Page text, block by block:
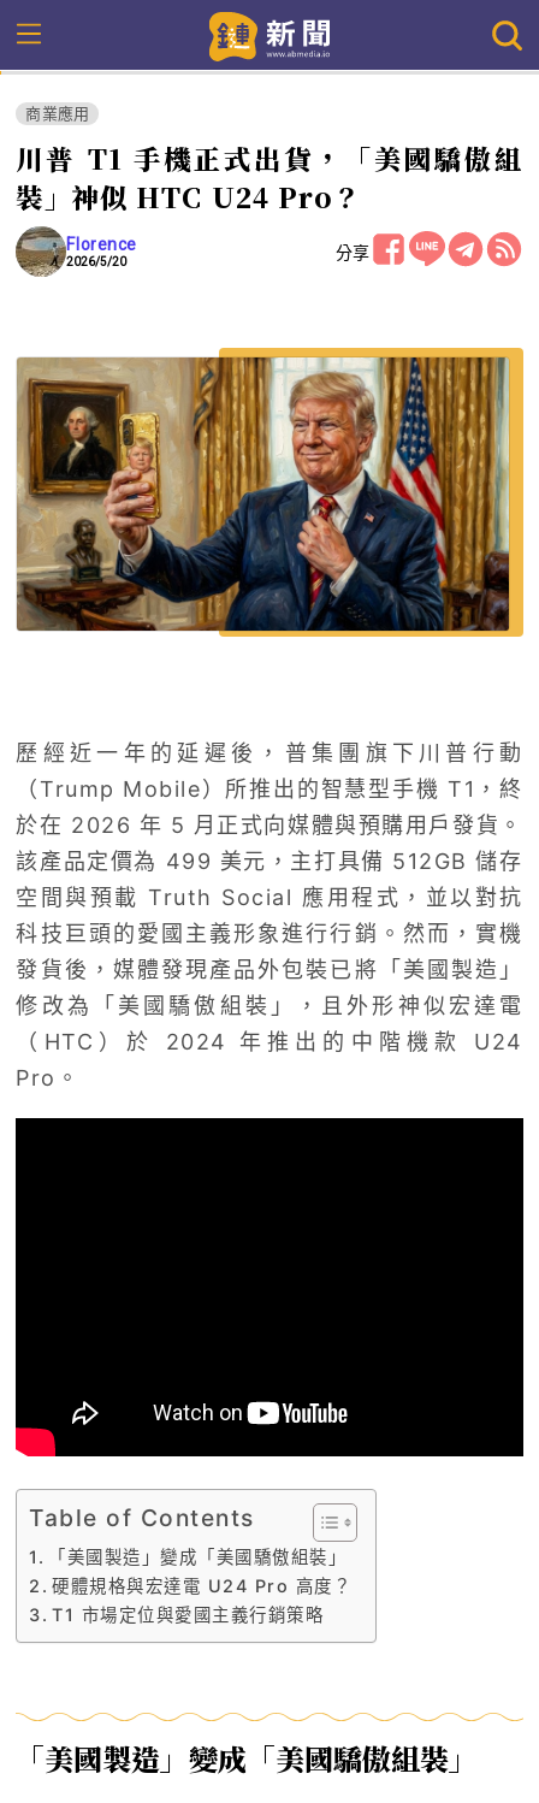
商業應用
川普 T1 手機正式出貨，「美國驕傲組
裝」神似 HTC U24 Pro？
Florence
2026/5/20 分享
歷經近一年的延遲後，普集團旗下川普行動
（Trump Mobile）所推出的智慧型手機 T1，終
於在 2026 年 5 月正式向媒體與預購用戶發貨。
該產品定價為 499 美元，主打具備 512GB 儲存
空間與預載 Truth Social 應用程式，並以對抗
科技巨頭的愛國主義形象進行行銷。然而，實機
發貨後，媒體發現產品外包裝已將「美國製造」
修改為「美國驕傲組裝」，且外形神似宏達電
（HTC）於 2024 年推出的中階機款 U24
Pro。
Table of Contents
「美國製造」變成「美國驕傲組裝」
硬體規格與宏達電 U24 Pro 高度？
T1 市場定位與愛國主義行銷策略
「美國製造」變成「美國驕傲組裝」